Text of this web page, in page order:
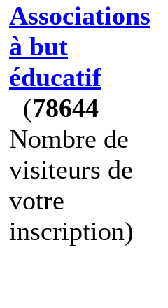
Associations
à but
éducatif
(78644
Nombre de
visiteurs de
votre
inscription)